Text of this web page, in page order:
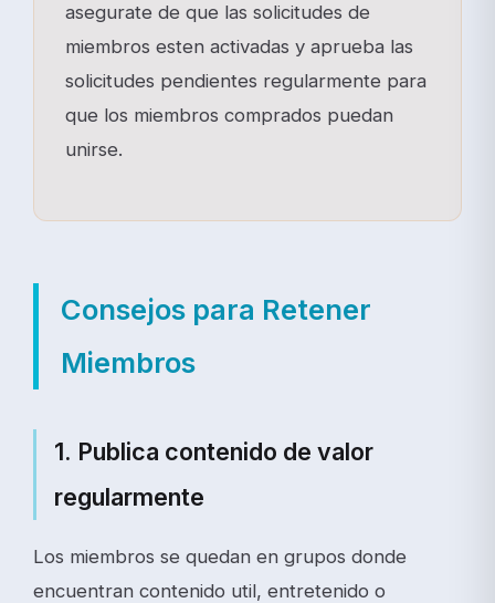
asegurate de que las solicitudes de
miembros esten activadas y aprueba las
solicitudes pendientes regularmente para
que los miembros comprados puedan
unirse.
Consejos para Retener
Miembros
1. Publica contenido de valor
regularmente
Los miembros se quedan en grupos donde
encuentran contenido util, entretenido o